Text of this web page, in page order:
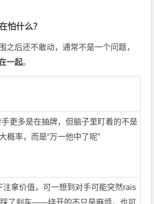
怕什么？
之后还不敢动，通常不是一个问题，
一起。
更多是在抽牌，但脑子里盯着的不是
大概率，而是“万一他中了呢”
注拿价值，可一想到对手可能突然rais
了刹车——绕开的不只是麻烦，也可